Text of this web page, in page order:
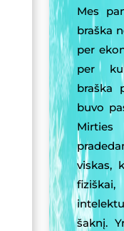
Mes
braška
per
per
braška
buvo
Mirties
viskas,
šaknį.